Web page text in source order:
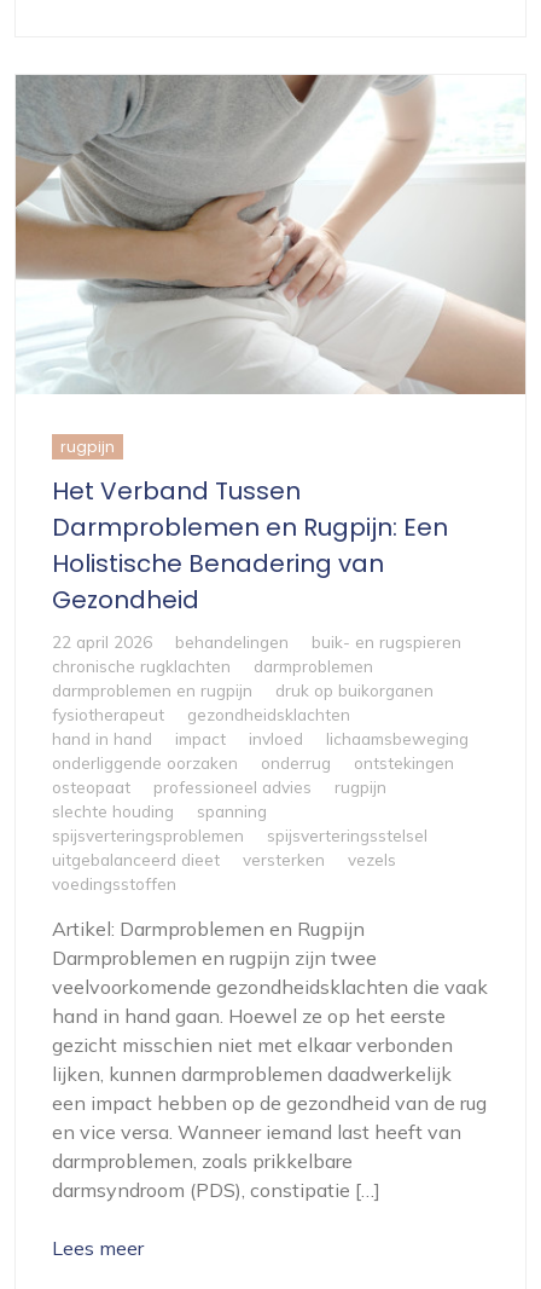
rugpijn
Het Verband Tussen
Darmproblemen en Rugpijn: Een
Holistische Benadering van
Gezondheid
22 april 2026 behandelingen
buik- en rugspieren
chronische rugklachten
darmproblemen
darmproblemen en rugpijn
druk op buikorganen
fysiotherapeut
gezondheidsklachten
hand in hand
impact invloed
lichaamsbeweging
onderliggende oorzaken
onderrug
ontstekingen
osteopaat
professioneel advies
rugpijn
slechte houding
spanning
spijsverteringsproblemen
spijsverteringsstelsel
uitgebalanceerd dieet
versterken
vezels
voedingsstoffen
Artikel: Darmproblemen en Rugpijn
Darmproblemen en rugpijn zijn twee
veelvoorkomende gezondheidsklachten die vaak
hand in hand gaan. Hoewel ze op het eerste
gezicht misschien niet met elkaar verbonden
lijken, kunnen darmproblemen daadwerkelijk
een impact hebben op de gezondheid van de rug
en vice versa. Wanneer iemand last heeft van
darmproblemen, zoals prikkelbare
darmsyndroom (PDS), constipatie […]
Lees meer